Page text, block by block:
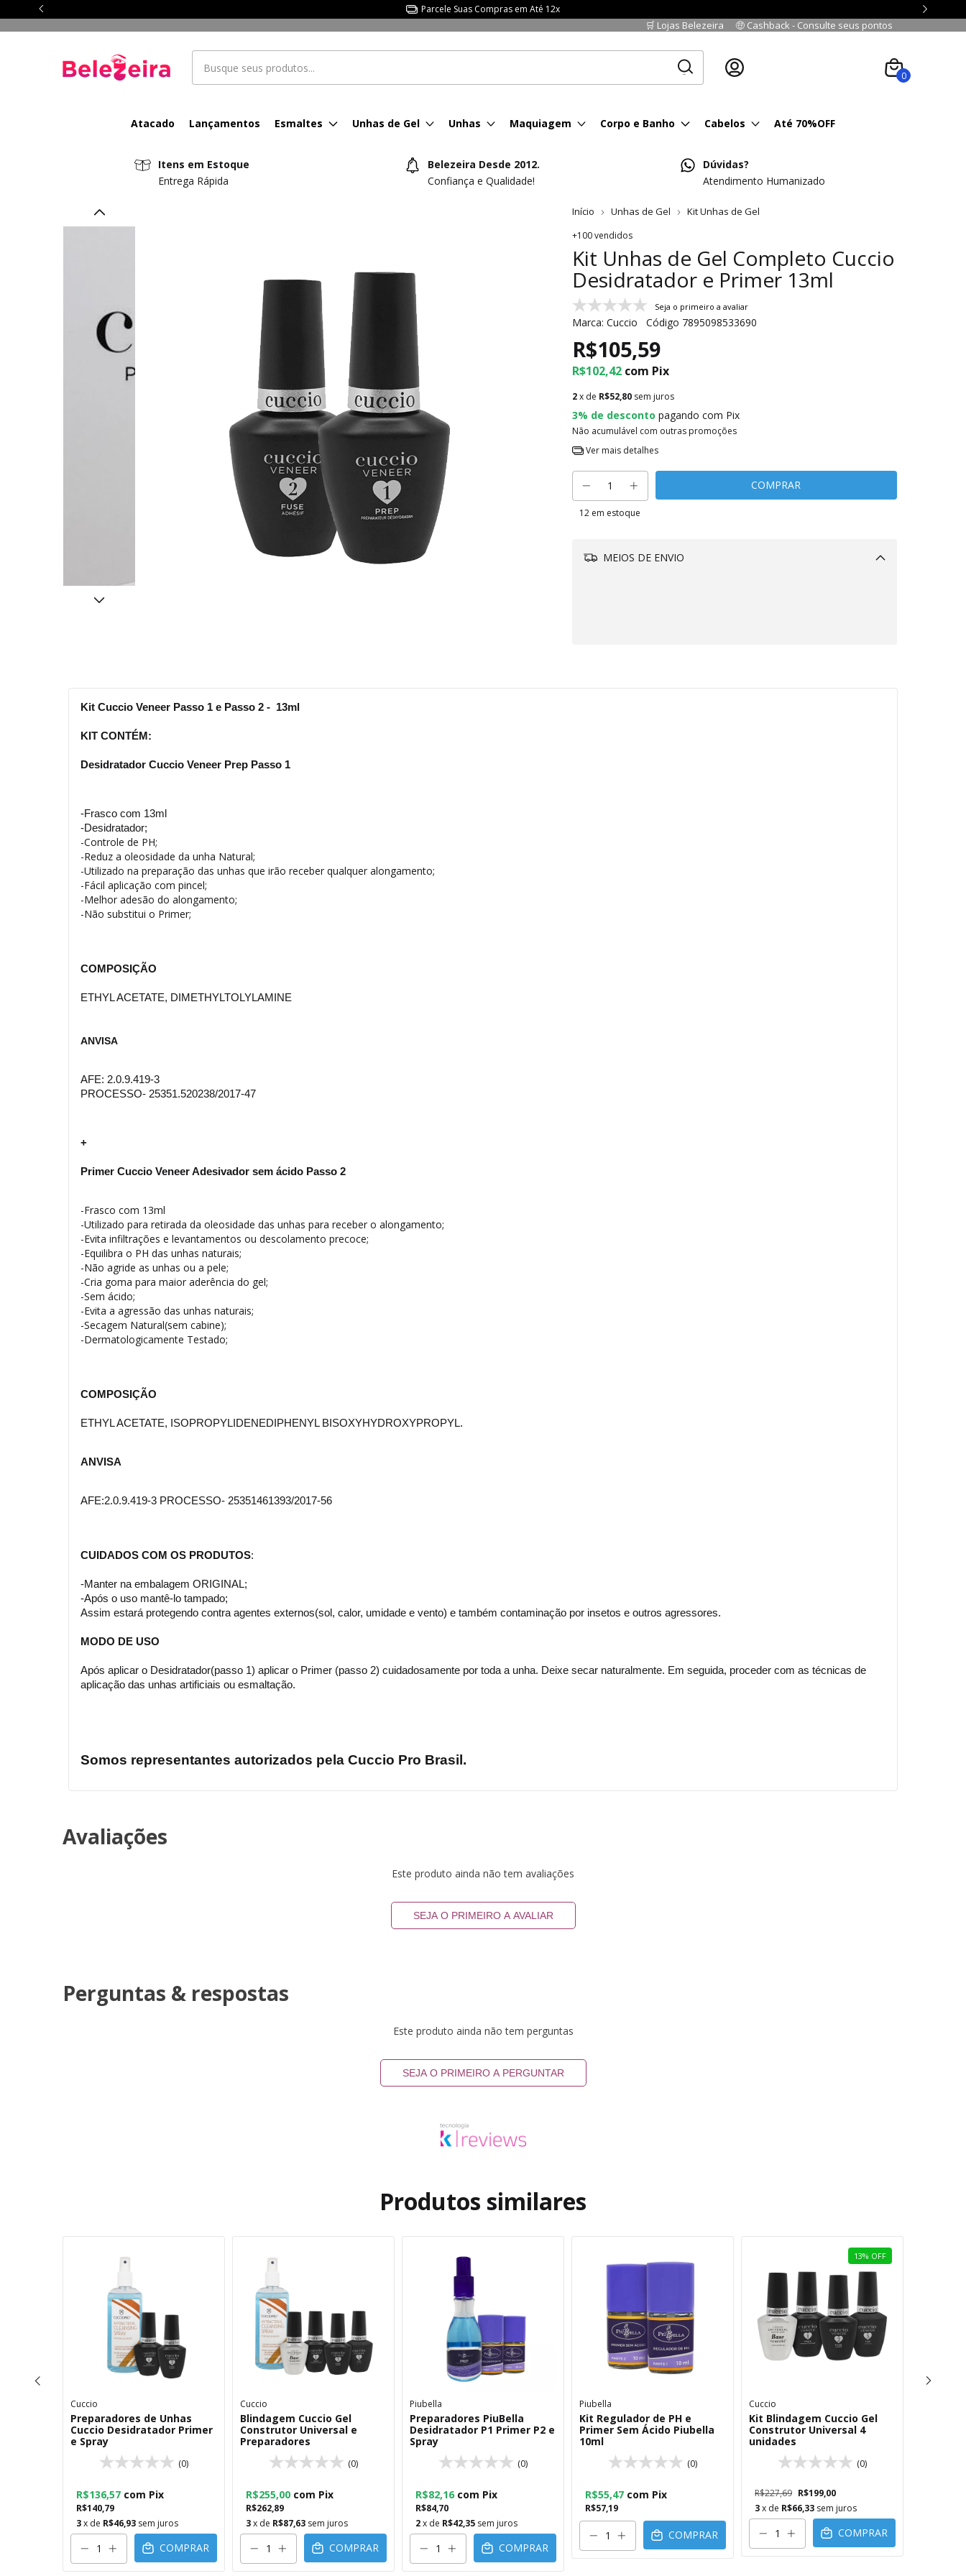
Parcele Suas Compras em Até 12x
🛒 Lojas Belezeira 🤑 Cashback - Consulte seus pontos
0
Atacado Lançamentos Esmaltes Unhas de Gel Unhas Maquiagem Corpo e Banho Cabelos Até 70%OFF
Itens em Estoque
Entrega Rápida
Belezeira Desde 2012.
Confiança e Qualidade!
Dúvidas?
Atendimento Humanizado
Início Unhas de Gel Kit Unhas de Gel
+100 vendidos
Kit Unhas de Gel Completo Cuccio
Desidratador e Primer 13ml
Seja o primeiro a avaliar
Marca: Cuccio Código 7895098533690
R$105,59
R$102,42 com Pix
2x de R$52,80 sem juros
3% de desconto pagando com Pix
Não acumulável com outras promoções
Ver mais detalhes
12 em estoque
MEIOS DE ENVIO
Kit Cuccio Veneer Passo 1 e Passo 2 - 13ml
KIT CONTÉM:
Desidratador Cuccio Veneer Prep Passo 1
-Frasco com 13ml
-Desidratador;
-Controle de PH;
-Reduz a oleosidade da unha Natural;
-Utilizado na preparação das unhas que irão receber qualquer alongamento;
-Fácil aplicação com pincel;
-Melhor adesão do alongamento;
-Não substitui o Primer;
COMPOSIÇÃO
ETHYL ACETATE, DIMETHYLTOLYLAMINE
ANVISA
AFE: 2.0.9.419-3
PROCESSO- 25351.520238/2017-47
+
Primer Cuccio Veneer Adesivador sem ácido Passo 2
-Frasco com 13ml
-Utilizado para retirada da oleosidade das unhas para receber o alongamento;
-Evita infiltrações e levantamentos ou descolamento precoce;
-Equilibra o PH das unhas naturais;
-Não agride as unhas ou a pele;
-Cria goma para maior aderência do gel;
-Sem ácido;
-Evita a agressão das unhas naturais;
-Secagem Natural(sem cabine);
-Dermatologicamente Testado;
COMPOSIÇÃO
ETHYL ACETATE, ISOPROPYLIDENEDIPHENYL BISOXYHYDROXYPROPYL.
ANVISA
AFE:2.0.9.419-3 PROCESSO- 25351461393/2017-56
CUIDADOS COM OS PRODUTOS:
-Manter na embalagem ORIGINAL;
-Após o uso mantê-lo tampado;
Assim estará protegendo contra agentes externos(sol, calor, umidade e vento) e também contaminação por insetos e outros agressores.
MODO DE USO
Após aplicar o Desidratador(passo 1) aplicar o Primer (passo 2) cuidadosamente por toda a unha. Deixe secar naturalmente. Em seguida, proceder com as técnicas de
aplicação das unhas artificiais ou esmaltação.
Somos representantes autorizados pela Cuccio Pro Brasil.
Avaliações
Este produto ainda não tem avaliações
SEJA O PRIMEIRO A AVALIAR
Perguntas & respostas
Este produto ainda não tem perguntas
SEJA O PRIMEIRO A PERGUNTAR
Produtos similares
Cuccio
Preparadores de Unhas
Cuccio Desidratador Primer
e Spray
(0)
R$140,79
R$136,57 com Pix
3x de R$46,93 sem juros
COMPRAR
Cuccio
Blindagem Cuccio Gel
Construtor Universal e
Preparadores
(0)
R$262,89
R$255,00 com Pix
3x de R$87,63 sem juros
COMPRAR
Piubella
Preparadores PiuBella
Desidratador P1 Primer P2 e
Spray
(0)
R$84,70
R$82,16 com Pix
2x de R$42,35 sem juros
COMPRAR
Piubella
Kit Regulador de PH e
Primer Sem Ácido Piubella
10ml
(0)
R$57,19
R$55,47 com Pix
COMPRAR
13% OFF
Cuccio
Kit Blindagem Cuccio Gel
Construtor Universal 4
unidades
(0)
R$227,69 R$199,00
3x de R$66,33 sem juros
COMPRAR